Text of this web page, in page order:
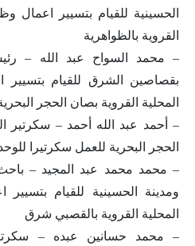
الحسينية للقيام بتسيير اعمال
القروية بالظواهرية
– محمد السواح عبد الله –
بقصاصين الشرق للقيام بتسيير
المحلية القروية بصان الحجر البحرية
– أحمد عبد الله أحمد – سكرتير
الحجر البحرية للعمل سكرتيرا
– محمد محمد عبد المجيد –
ومدينة الحسينية للقيام
المحلية القروية بالقصبي شرق
– محمد حسانين عبده – سكرتير